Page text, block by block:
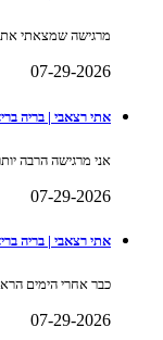
מרגישה שמצאתי את
07-29-2026
אתי רצאבי | בריה
אני מרגישה הרבה
07-29-2026
אתי רצאבי | בריה
כבר אחרי הימים
07-29-2026